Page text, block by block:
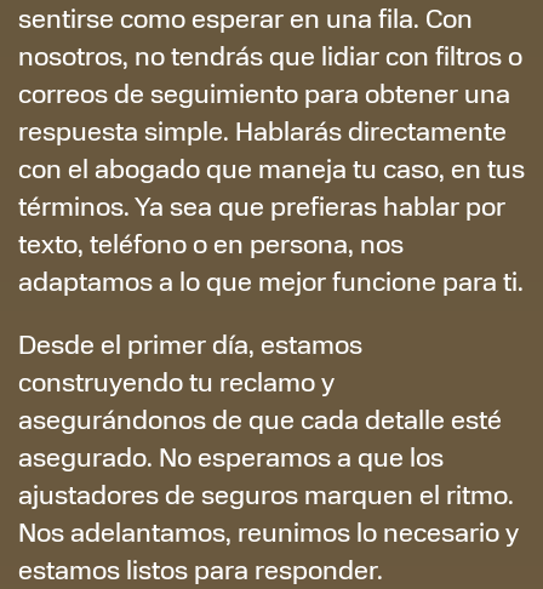
sentirse como esperar en una fila. Con
nosotros, no tendrás que lidiar con filtros o
correos de seguimiento para obtener una
respuesta simple. Hablarás directamente
con el abogado que maneja tu caso, en tus
términos. Ya sea que prefieras hablar por
texto, teléfono o en persona, nos
adaptamos a lo que mejor funcione para ti.
Desde el primer día, estamos
construyendo tu reclamo y
asegurándonos de que cada detalle esté
asegurado. No esperamos a que los
ajustadores de seguros marquen el ritmo.
Nos adelantamos, reunimos lo necesario y
estamos listos para responder.